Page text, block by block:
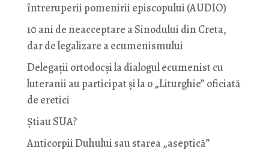
întreruperii pomenirii episcopului (AUDIO)
10 ani de neacceptare a Sinodului din Creta,
dar de legalizare a ecumenismului
Delegații ortodocși la dialogul ecumenist cu
luteranii au participat și la o „Liturghie” oficiată
de eretici
Știau SUA?
Anticorpii Duhului sau starea „aseptică”